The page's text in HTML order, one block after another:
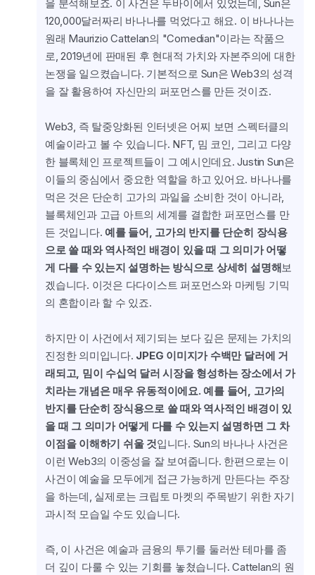
을 분석해보죠. 이 사건은 두바이에서 있었는데, Sun은
120,000달러짜리 바나나를 먹었다고 해요. 이 바나나는
원래 Maurizio Cattelan의 "Comedian"이라는 작품으
로, 2019년에 판매된 후 현대적 가치와 자본주의에 대한
논쟁을 일으켰습니다. 기본적으로 Sun은 Web3의 성격
을 잘 활용하여 자신만의 퍼포먼스를 만든 것이죠.
Web3, 즉 탈중앙화된 인터넷은 어찌 보면 스펙터클의
예술이라고 볼 수 있습니다. NFT, 밈 코인, 그리고 다양
한 블록체인 프로젝트들이 그 예시인데요. Justin Sun은
이들의 중심에서 중요한 역할을 하고 있어요. 바나나를
먹은 것은 단순히 고가의 과일을 소비한 것이 아니라,
블록체인과 고급 아트의 세계를 결합한 퍼포먼스를 만
든 것입니다. 예를 들어, 고가의 반지를 단순히 장식용
으로 쓸 때와 역사적인 배경이 있을 때 그 의미가 어떻
게 다를 수 있는지 설명하는 방식으로 상세히 설명해보
겠습니다. 이것은 다다이스트 퍼포먼스와 마케팅 기믹
의 혼합이라 할 수 있죠.
하지만 이 사건에서 제기되는 보다 깊은 문제는 가치의
진정한 의미입니다. JPEG 이미지가 수백만 달러에 거
래되고, 밈이 수십억 달러 시장을 형성하는 장소에서 가
치라는 개념은 매우 유동적이에요. 예를 들어, 고가의
반지를 단순히 장식용으로 쓸 때와 역사적인 배경이 있
을 때 그 의미가 어떻게 다를 수 있는지 설명하면 그 차
이점을 이해하기 쉬울 것입니다. Sun의 바나나 사건은
이런 Web3의 이중성을 잘 보여줍니다. 한편으로는 이
사건이 예술을 모두에게 접근 가능하게 만든다는 주장
을 하는데, 실제로는 크립토 마켓의 주목받기 위한 자기
과시적 모습일 수도 있습니다.
즉, 이 사건은 예술과 금융의 투기를 둘러싼 테마를 좀
더 깊이 다룰 수 있는 기회를 놓쳤습니다. Cattelan의 원